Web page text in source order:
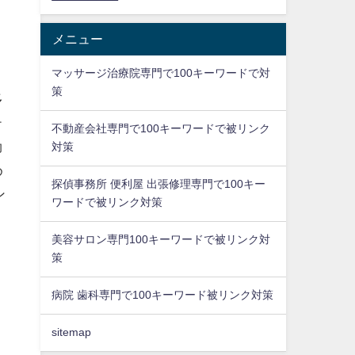
メニュー
マッサージ治療院専門で100キーワードで対
策
不動産会社専門で100キーワードで被リンク
対策
探偵事務所 便利屋 出張修理専門で100キー
ワードで被リンク対策
美容サロン専門100キーワードで被リンク対
策
病院 歯科専門で100キーワード被リンク対策
sitemap